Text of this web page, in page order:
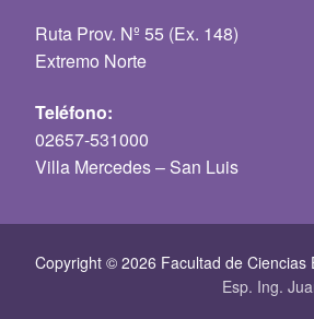
Ruta Prov. Nº 55 (Ex. 148)
Extremo Norte
Teléfono:
02657-531000
Villa Mercedes – San Luis
Copyright © 2026 Facultad de Ciencias
Esp. Ing.